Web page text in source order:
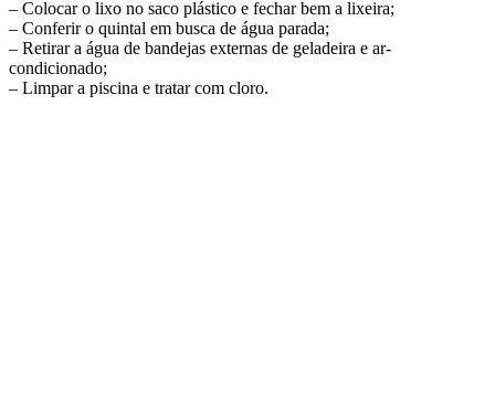
– Colocar o lixo no saco plástico e fechar bem a lixeira;
– Conferir o quintal em busca de água parada;
– Retirar a água de bandejas externas de geladeira e ar-
condicionado;
– Limpar a piscina e tratar com cloro.